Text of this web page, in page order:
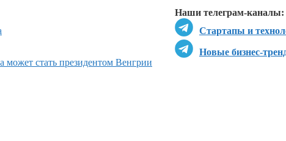
Наши телеграм-каналы:
Стартапы и
Новые бизнес-
может стать президентом Венгрии